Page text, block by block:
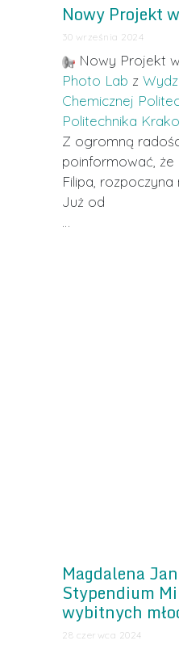
Nowy Projekt
30 września 2024
Nowy Projekt
Photo Lab z
Chemicznej
Politechnika
Z ogromną
poinformować, że
Filipa,
Już od
…
Magdalena
Stypendium
wybitnych
28 czerwca 2024